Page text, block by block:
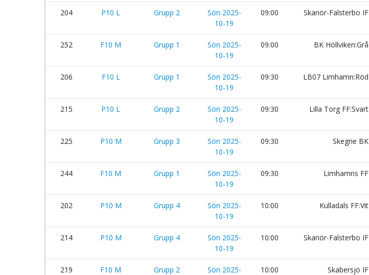
204 P10 L Grupp 2
Sön 2025-
10-19
09:00 Skanör-Falsterbo IF
252 F10 M Grupp 1
Sön 2025-
10-19
09:00 BK Höllviken:Grå
206 F10 L Grupp 1
Sön 2025-
10-19
09:30 LB07 Limhamn:Röd
215 P10 L Grupp 2
Sön 2025-
10-19
09:30 Lilla Torg FF:Svart
225 P10 M Grupp 3
Sön 2025-
10-19
09:30 Skegrie BK
244 F10 M Grupp 1
Sön 2025-
10-19
09:30 Limhamns FF
202 P10 M Grupp 4
Sön 2025-
10-19
10:00 Kulladals FF:Vit
214 P10 M Grupp 4
Sön 2025-
10-19
10:00 Skanör-Falsterbo IF
219 F10 M Grupp 2
Sön 2025-
10:00 Skabersjö IF